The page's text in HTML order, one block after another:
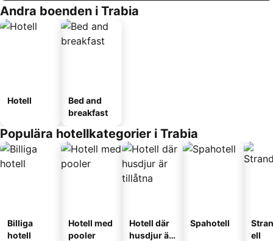
Andra boenden i Trabia
Hotell
Bed and
breakfast
Populära hotellkategorier i Trabia
Billiga
hotell
Hotell med
pooler
Hotell där
husdjur är
Spahotell
ell